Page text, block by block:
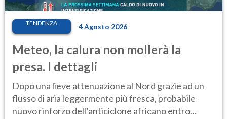
TENDENZA 4 Agosto 2026
Meteo, la calura non mollerà la
presa. I dettagli
Dopo una lieve attenuazione al Nord grazie ad un
flusso di aria leggermente più fresca, probabile
nuovo rinforzo dell’anticiclone africano entro